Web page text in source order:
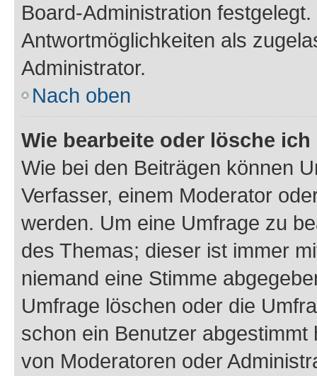
Board-Administration
Antwortmöglichkeiten als
Administrator.
Nach oben
Wie bearbeite oder lösche
Wie bei den Beiträgen können
Verfasser, einem Moderator
werden. Um eine Umfrage zu
des Themas; dieser ist immer
niemand eine Stimme
Umfrage löschen oder die
schon ein Benutzer
von Moderatoren oder